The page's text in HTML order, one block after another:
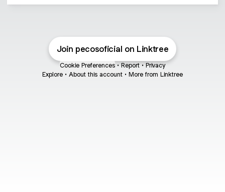
Join pecosoficial on Linktree
Cookie Preferences • Report • Privacy
Explore • About this account • More from Linktree